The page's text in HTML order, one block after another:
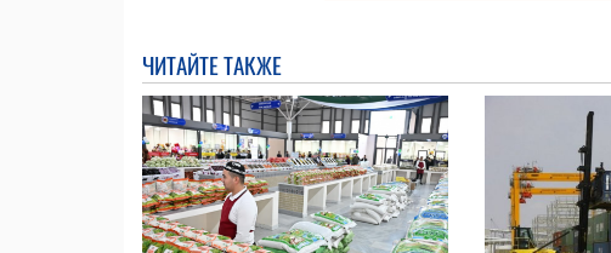
ЧИТАЙТЕ ТАКЖЕ